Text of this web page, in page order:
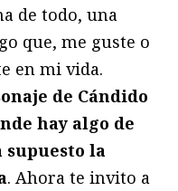
de todo, una
que, me guste o
en mi vida.
de Cándido
hay algo de
supuesto la
. Ahora te invito a